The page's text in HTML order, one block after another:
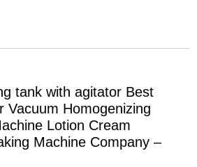
tank with agitator Best
Vacuum Homogenizing
Lotion Cream
Machine Company –